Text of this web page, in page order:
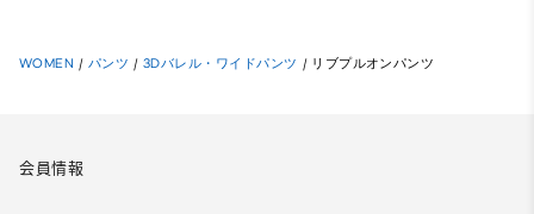
WOMEN / パンツ / 3Dバレル・ワイドパンツ / リブプルオンパンツ
会員情報